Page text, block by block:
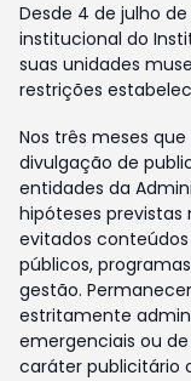
Desde 4 de julho
institucional do
suas unidades
restrições
Nos três meses
divulgação de
entidades da
hipóteses
evitados
públicos,
gestão.
estritamente
emergenciais ou
caráter publicitário